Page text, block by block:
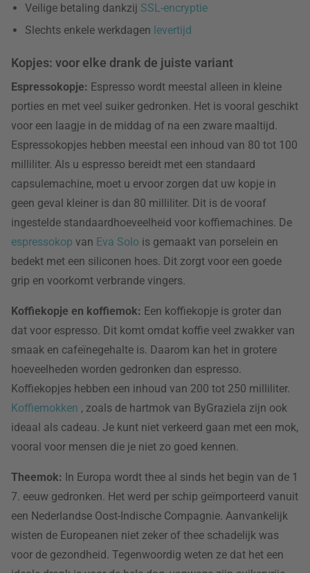
Veilige betaling dankzij SSL-encryptie
Slechts enkele werkdagen levertijd
Kopjes: voor elke drank de juiste variant
Espressokopje: Espresso wordt meestal alleen in kleine
porties en met veel suiker gedronken. Het is vooral geschikt
voor een laagje in de middag of na een zware maaltijd.
Espressokopjes hebben meestal een inhoud van 80 tot 100
milliliter. Als u espresso bereidt met een standaard
capsulemachine, moet u ervoor zorgen dat uw kopje in
geen geval kleiner is dan 80 milliliter. Dit is de vooraf
ingestelde standaardhoeveelheid voor koffiemachines. De
espressokop van Eva Solo is gemaakt van porselein en
bedekt met een siliconen hoes. Dit zorgt voor een goede
grip en voorkomt verbrande vingers.
Koffiekopje en koffiemok: Een koffiekopje is groter dan
dat voor espresso. Dit komt omdat koffie veel zwakker van
smaak en cafeïnegehalte is. Daarom kan het in grotere
hoeveelheden worden gedronken dan espresso.
Koffiekopjes hebben een inhoud van 200 tot 250 milliliter.
Koffiemokken , zoals de hartmok van ByGraziela zijn ook
ideaal als cadeau. Je kunt niet verkeerd gaan met een mok,
vooral voor mensen die je niet zo goed kennen.
Theemok: In Europa wordt thee al sinds het begin van de 1
7. eeuw gedronken. Het werd per schip geïmporteerd vanuit
een Nederlandse Oost-Indische Compagnie. Aanvankelijk
wisten de Europeanen niet zeker of thee schadelijk was
voor de gezondheid. Tegenwoordig weten ze dat het een